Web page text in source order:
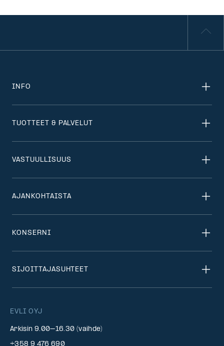
EVLI OYJ
Arkisin 9.00–16.30 (vaihde)
+358 9 476 690
INFO
TUOTTEET & PALVELUT
VASTUULLISUUS
AJANKOHTAISTA
KONSERNI
SIJOITTAJASUHTEET